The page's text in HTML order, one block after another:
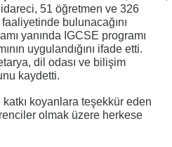
51 öğretmen ve 326
bulunacağını
yanında IGCSE programı
uygulandığını ifade etti.
dil odası ve bilişim
kaydetti.
koyanlara teşekkür eden
olmak üzere herkese